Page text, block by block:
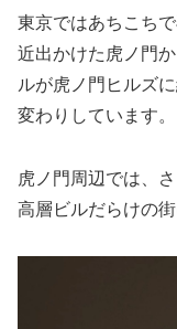
東京ではあちこち
近出かけた虎ノ門
ルが虎ノ門ヒルズ
変わりしています。
虎ノ門周辺では、
高層ビルだらけの